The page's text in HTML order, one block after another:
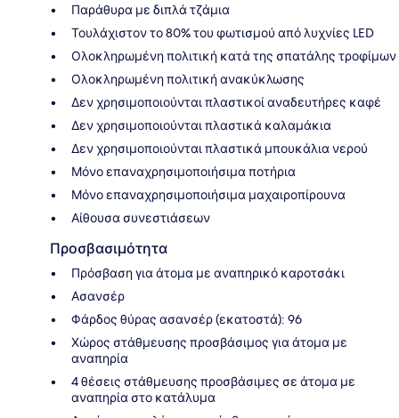
Παράθυρα με διπλά τζάμια
Τουλάχιστον το 80% του φωτισμού από λυχνίες LED
Ολοκληρωμένη πολιτική κατά της σπατάλης τροφίμων
Ολοκληρωμένη πολιτική ανακύκλωσης
Δεν χρησιμοποιούνται πλαστικοί αναδευτήρες καφέ
Δεν χρησιμοποιούνται πλαστικά καλαμάκια
Δεν χρησιμοποιούνται πλαστικά μπουκάλια νερού
Μόνο επαναχρησιμοποιήσιμα ποτήρια
Μόνο επαναχρησιμοποιήσιμα μαχαιροπίρουνα
Αίθουσα συνεστιάσεων
Προσβασιμότητα
Πρόσβαση για άτομα με αναπηρικό καροτσάκι
Ασανσέρ
Φάρδος θύρας ασανσέρ (εκατοστά): 96
Χώρος στάθμευσης προσβάσιμος για άτομα με
αναπηρία
4 θέσεις στάθμευσης προσβάσιμες σε άτομα με
αναπηρία στο κατάλυμα